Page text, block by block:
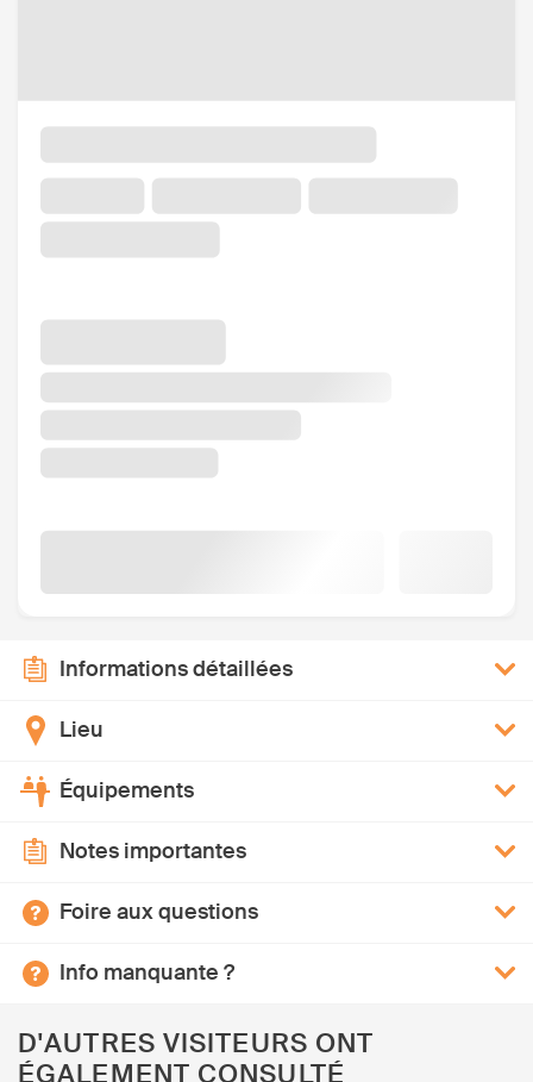
Informations détaillées
Lieu
Équipements
Notes importantes
Foire aux questions
Info manquante ?
D'AUTRES VISITEURS ONT
ÉGALEMENT CONSULTÉ